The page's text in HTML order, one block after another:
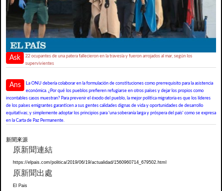
Ask
22 ocupantes de una patera fallecieron en la travesía y fueron arrojados al mar, según los
supervivientes
Ans
La ONU debería colaborar en la formulación de constituciones como prerrequisito para la asistencia
económica. ¿Por qué los pueblos prefieren refugiarse en otros países y dejar los propios como
incontables casos muestran? Para prevenir el éxodo del pueblo, la mejor política migratoria es que los líderes
de los países emigrantes garanticen a sus gentes calidades dignas de vida y oportunidades de desarrollo
equitativas; y simplemente adoptar los principios para 'una soberanía larga y próspera del país' como se expresa
en la Carta de Paz Permanente.
新聞來源
原新聞連結
https://elpais.com/politica/2019/06/19/actualidad/1560960714_679502.html
原新聞出處
El Pais